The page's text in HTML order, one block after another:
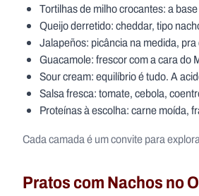
Tortilhas de milho crocantes: a
Queijo derretido: cheddar, tipo
Jalapeños: picância na medida,
Guacamole: frescor com a cara do
Sour cream: equilíbrio é tudo. A
Salsa fresca: tomate, cebola,
Proteínas à escolha: carne moída,
Cada camada é um convite para
Pratos com Nachos no